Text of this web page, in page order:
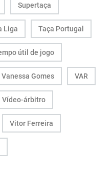
Supertaça
Liga Taça Portugal
útil de jogo
Vanessa Gomes VAR
Vídeo-árbitro
Vitor Ferreira